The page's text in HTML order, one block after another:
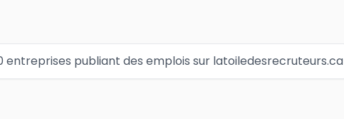
entreprises publiant des emplois sur latoiledesrecruteurs.ca